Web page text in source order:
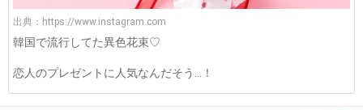
出典： https://www.instagram.com
韓国で流行してた異色花束♡
恋人のプレゼントに人気なんだそう…！